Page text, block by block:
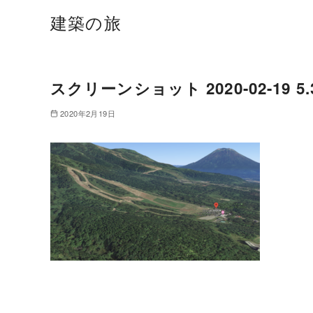
建築の旅
スクリーンショット 2020-02-19
2020年2月19日